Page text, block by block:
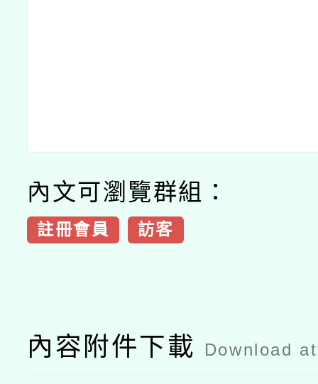
內文可瀏覽群組：
註冊會員 訪客
內容附件下載 Download